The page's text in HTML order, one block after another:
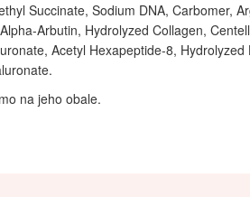
Succinate, Sodium DNA, Carbomer,
Arbutin, Hydrolyzed Collagen,
Acetyl Hexapeptide-8,
na jeho obale.